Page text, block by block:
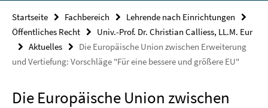
Startseite Fachbereich
Lehrende nach Einrichtungen
Öffentliches Recht
Univ.-Prof. Dr. Christian Calliess, LL.M. Eur
Aktuelles
Die Europäische Union zwischen Erweiterung
und Vertiefung: Vorschläge "Für eine bessere und größere EU"
Die Europäische Union zwischen